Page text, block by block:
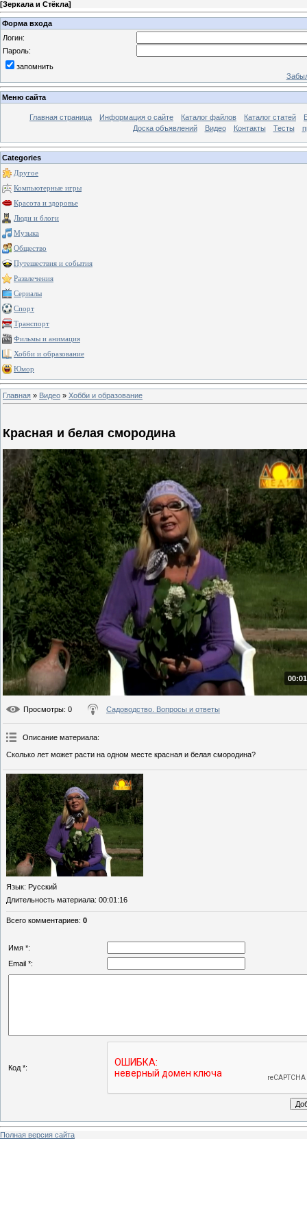
[Зеркала и Стёкла]
Форма входа
Логин:
Пароль:
запомнить
Меню сайта
Главная страница Информация о сайте Каталог файлов Каталог статей
Доска объявлений
Видео Контакты Тесты
Categories
Другое
Компьютерные игры
Красота и здоровье
Люди и блоги
Музыка
Общество
Путешествия и события
Развлечения
Сериалы
Спорт
Транспорт
Фильмы и анимация
Хобби и образование
Юмор
Главная » Видео » Хобби и образование
Красная и белая смородина
Просмотры: 0 Садоводство. Вопросы и ответы
Описание материала:
Сколько лет может расти на одном месте красная и белая смородина?
Язык: Русский
Длительность материала: 00:01:16
Всего комментариев: 0
Имя *:
Email *:
Код *:
Полная версия сайта